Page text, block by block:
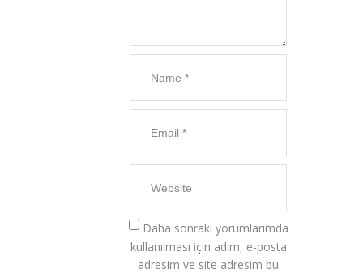
Daha sonraki yorumlarımda
kullanılması için adım, e-posta
adresim ve site adresim bu